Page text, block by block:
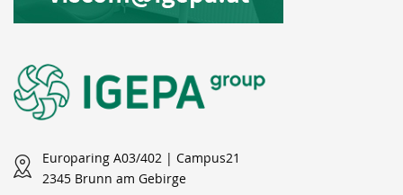
Europaring A03/402 | Campus21
2345 Brunn am Gebirge